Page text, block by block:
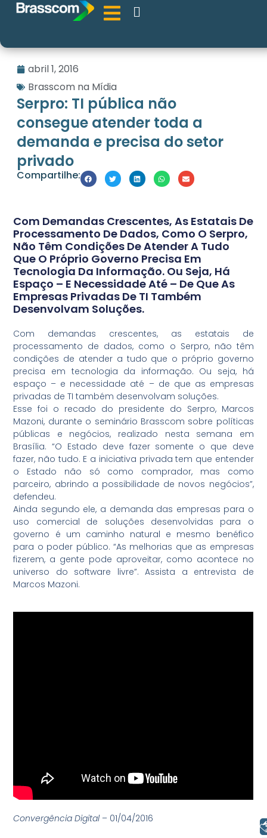
abril 1, 2016
Brasscom na Mídia
Serpro: TI pública não
consegue atender toda a
demanda e precisa do setor
privado
Compartilhe:
Com Demandas Crescentes, As Estatais De
Processamento De Dados, Como O Serpro,
Não Têm Condições De Atender A Tudo
Que O Próprio Governo Precisa Em
Tecnologia Da Informação. Ou Seja, Há
Espaço – E Necessidade Até – De Que As
Empresas Privadas De TI Também
Desenvolvam Soluções.
Com demandas crescentes, as estatais de
processamento de dados, como o Serpro, não têm
condições de atender a tudo que o próprio governo
precisa em tecnologia da informação. Ou seja, há
espaço – e necessidade até – de que as empresas
privadas de TI também desenvolvam soluções.
Esse foi o recado do presidente do Serpro, Marcos
Mazoni, durante o seminário Brasscom sobre políticas
públicas e negócios, realizado nesta semana em
Brasília. “O Estado deve fazer somente o que deve
fazer, não tudo. E a iniciativa privada tem que entender
o Estado não só como comprador, mas como
parceiro, abrindo a possibilidade de novos negócios”,
defendeu.
Ainda segundo ele, a demanda das empresas para o
uso comercial de soluções desenvolvidas para o
governo é um caminho natural e mesmo benéfico
para o poder público. “As melhorias que as empresas
fizerem, a gente pode aproveitar, como acontece no
universo do software livre”. Assista a entrevista de
Marcos Mazoni.
Convergência Digital– 01/04/2016